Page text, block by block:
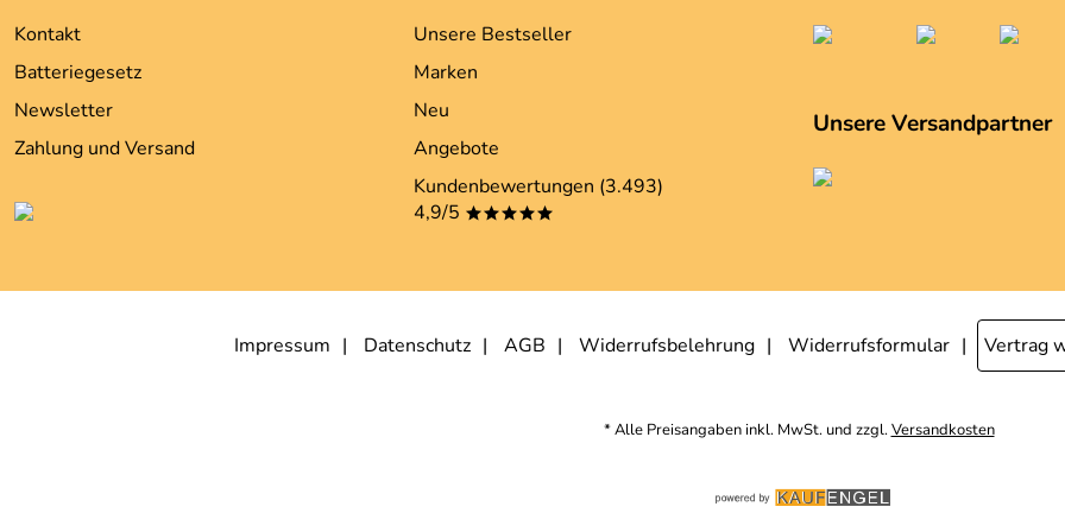
Kontakt
Batteriegesetz
Newsletter
Zahlung und Versand
Unsere Bestseller
Marken
Neu
Angebote
Kundenbewertungen (3.493)
4,9/5 *****
Unsere Versandpartner
Impressum Datenschutz AGB Widerrufsbelehrung Widerrufsformular Vertrag
* Alle Preisangaben inkl. MwSt. und zzgl.Versandkosten